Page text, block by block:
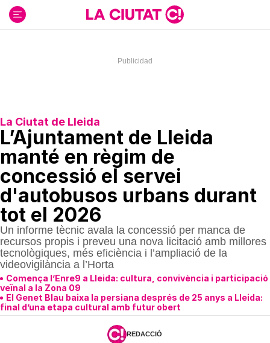
contenido
La Ciutat de Lleida
L’Ajuntament de Lleida
manté en règim de
concessió el servei
d'autobusos urbans durant
tot el 2026
Un informe tècnic avala la concessió per manca de
recursos propis i preveu una nova licitació amb millores
tecnològiques, més eficiència i l’ampliació de la
videovigilància a l’Horta
Comença l’Enre9 a Lleida: cultura, convivència i participació
veïnal a la Zona 09
El Genet Blau baixa la persiana després de 25 anys a Lleida:
final d’una etapa cultural amb futur obert
REDACCIÓ